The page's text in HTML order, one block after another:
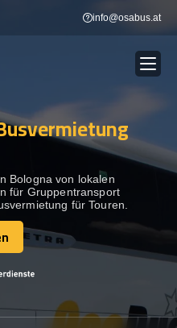
info@osabus.at
Show dropdown
Show dropdown
Bologna von lokalen
für Gruppentransport
für Touren.